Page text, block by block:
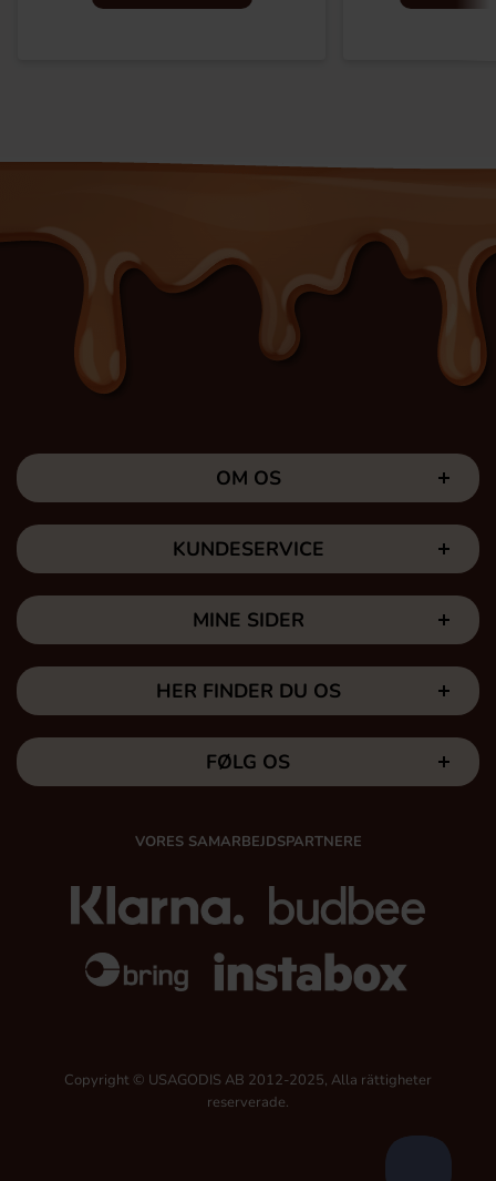
OM OS
KUNDESERVICE
MINE SIDER
HER FINDER DU OS
FØLG OS
VORES SAMARBEJDSPARTNERE
Copyright © USAGODIS AB 2012-2025, Alla rättigheter
reserverade.